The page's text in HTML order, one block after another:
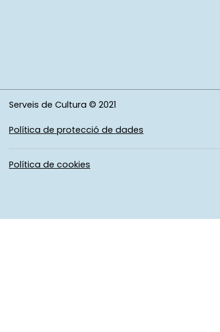
Serveis de Cultura © 2021
Política de protecció de dades
Política de cookies